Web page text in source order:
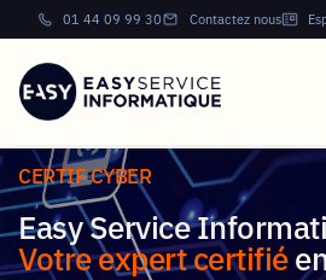
01 44 09 99 30 Contactez nous
CERTIF CYBER
Easy Service
Votre expert certifié